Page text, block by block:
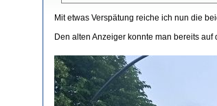
Mit etwas Verspätung reiche ich nun die
Den alten Anzeiger konnte man bereits